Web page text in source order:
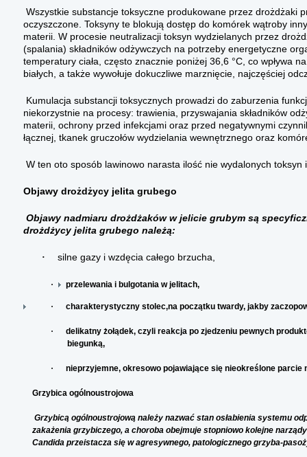
Wszystkie substancje toksyczne produkowane przez drożdżaki
oczyszczone. Toksyny te blokują dostęp do komórek wątroby
materii. W procesie neutralizacji toksyn wydzielanych przez
(spalania) składników odżywczych na potrzeby energetyczne
temperatury ciała, często znacznie poniżej 36,6 °C, co wpływa
białych, a także wywołuje dokuczliwe marznięcie, najczęściej
Kumulacja substancji toksycznych prowadzi do zaburzenia
niekorzystnie na procesy: trawienia, przyswajania składników
materii, ochrony przed infekcjami oraz przed negatywnymi
łącznej, tkanek gruczołów wydzielania wewnętrznego oraz
W ten oto sposób lawinowo narasta ilość nie wydalonych
Objawy drożdżycy jelita grubego
Objawy nadmiaru drożdżaków w jelicie grubym są
drożdżycy jelita grubego należą:
· silne gazy i wzdęcia całego brzucha,
· przelewania i bulgotania w jelitach,
· charakterystyczny stolec,na początku twardy, jakby
·
delikatny żołądek, czyli reakcja po zjedzeniu pewnych
biegunką,
· nieprzyjemne, okresowo pojawiające się nieokreślone
Grzybica ogólnoustrojowa
Grzybicą ogólnoustrojową należy nazwać stan osłabienia systemu
zakażenia grzybiczego, a choroba obejmuje stopniowo kolejne
Candida przeistacza się w agresywnego, patologicznego grzyba-